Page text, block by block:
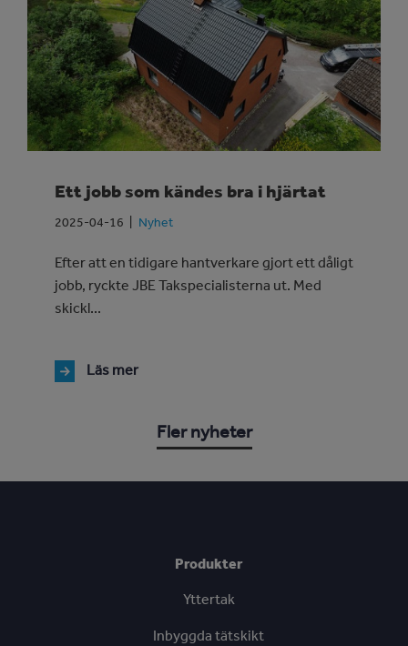
Ett jobb som kändes bra i hjärtat
2025-04-16 Nyhet
Efter att en tidigare hantverkare gjort ett dåligt
jobb, ryckte JBE Takspecialisterna ut. Med
skickl...
Läs mer
Fler nyheter
Produkter
Yttertak
Inbyggda tätskikt